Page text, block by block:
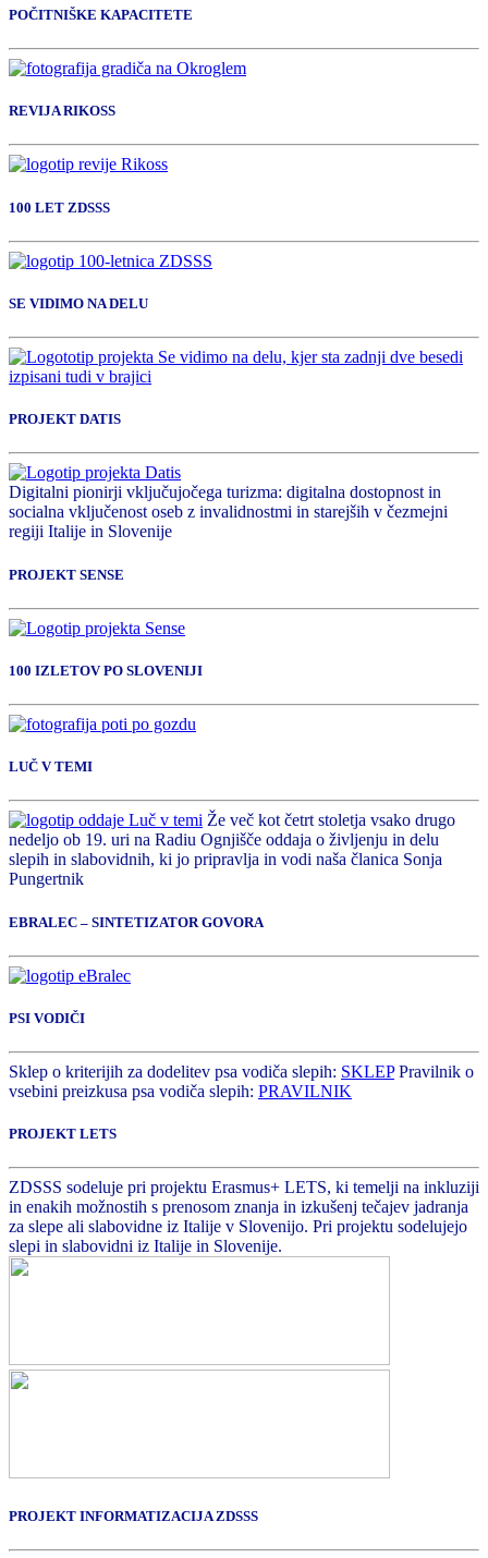
POČITNIŠKE KAPACITETE
REVIJA RIKOSS
100 LET ZDSSS
SE VIDIMO NA DELU
PROJEKT DATIS
Digitalni pionirji vključujočega turizma: digitalna dostopnost in
socialna vključenost oseb z invalidnostmi in starejših v čezmejni
regiji Italije in Slovenije
PROJEKT SENSE
100 IZLETOV PO SLOVENIJI
LUČ V TEMI
Že več kot četrt stoletja vsako drugo
nedeljo ob 19. uri na Radiu Ognjišče oddaja o življenju in delu
slepih in slabovidnih, ki jo pripravlja in vodi naša članica Sonja
Pungertnik
EBRALEC – SINTETIZATOR GOVORA
PSI VODIČI
Sklep o kriterijih za dodelitev psa vodiča slepih: SKLEPPravilnik o
vsebini preizkusa psa vodiča slepih: PRAVILNIK
PROJEKT LETS
ZDSSS sodeluje pri projektu Erasmus+ LETS, ki temelji na inkluziji
in enakih možnostih s prenosom znanja in izkušenj tečajev jadranja
za slepe ali slabovidne iz Italije v Slovenijo. Pri projektu sodelujejo
slepi in slabovidni iz Italije in Slovenije.
PROJEKT INFORMATIZACIJA ZDSSS